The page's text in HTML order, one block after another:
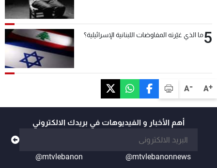
A+
A-
5ما الذي غيّرته المفاوضات اللبنانية الإسرائيلية؟
أهم الأخبار و الفيديوهات في بريدك الالكتروني
@mtvlebanonnews
@mtvlebanon